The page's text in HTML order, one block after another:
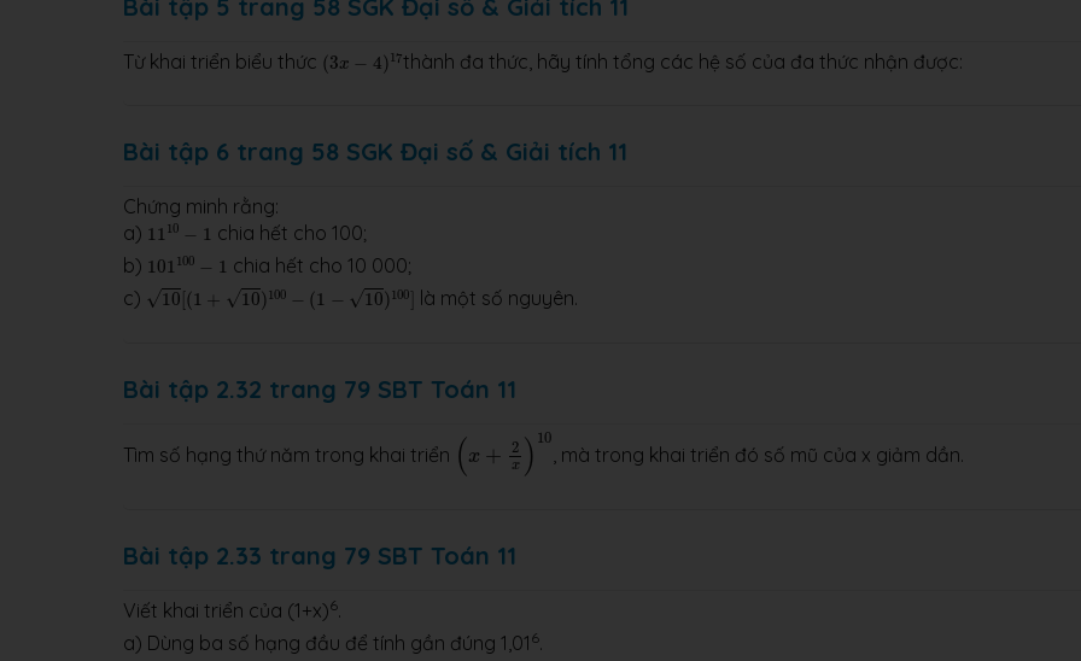
Bài tập 5 trang 58 SGK Đại số & Giải tích 11
Từ khai triển biểu thức (3x − 4)17
(3 )17thành đa thức, hãy tính tổng các hệ số của đa thức nhận được:
Bài tập 6 trang 58 SGK Đại số & Giải tích 11
Chứng minh rằng:
a) 11 10 − 1
1110 −1
chia hết cho 100;
b) 101 100 − 1
101100 −1 chia hết cho 10 000;
c) √10 [(1 + √10)100 − (1 − √10)100
10[(1 + 100−( 10 100] là một số nguyên.
Bài tập 2.32 trang 79 SBT Toán 11
Tìm số hạng thứ năm trong khai triển (x + 2
x ) 10
x 10
, mà trong khai triển đó số mũ của x giảm dần.
Bài tập 2.33 trang 79 SBT Toán 11
Viết khai triển của (1+x)6.
a) Dùng ba số hạng đầu để tính gần đúng 1,01 6.